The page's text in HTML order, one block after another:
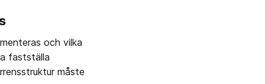
och vilka
fastställa
måste